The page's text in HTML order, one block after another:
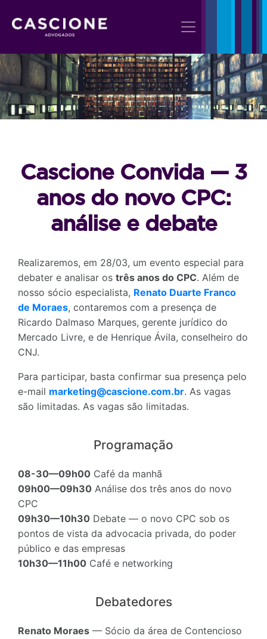
Cascione Convida — 3
anos do novo CPC:
análise e debate
Realizaremos, em 28/03, um evento especial para
debater e analisar os três anos do CPC. Além de
nosso sócio especialista, Renato Duarte Franco
de Moraes, contaremos com a presença de
Ricardo Dalmaso Marques, gerente jurídico do
Mercado Livre, e de Henrique Ávila, conselheiro do
CNJ.
Para participar, basta confirmar sua presença pelo
e-mail marketing@cascione.com.br. As vagas
são limitadas. As vagas são limitadas.
Programação
08-30—09h00 Café da manhã
09h00—09h30 Análise dos três anos do novo
CPC
09h30—10h30 Debate — o novo CPC sob os
pontos de vista da advocacia privada, do poder
público e das empresas
10h30—11h00 Café e networking
Debatedores
Renato Moraes — Sócio da área de Contencioso